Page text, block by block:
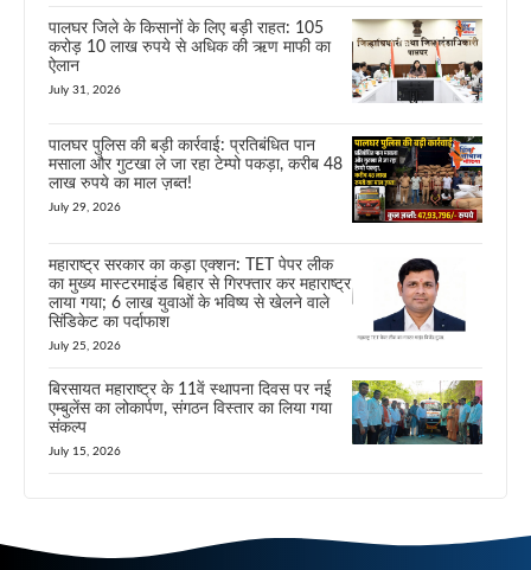
पालघर जिले के किसानों के लिए बड़ी राहत: 105
करोड़ 10 लाख रुपये से अधिक की ऋण माफी का
ऐलान
July 31, 2026
पालघर पुलिस की बड़ी कार्रवाई: प्रतिबंधित पान
मसाला और गुटखा ले जा रहा टेम्पो पकड़ा, करीब 48
लाख रुपये का माल ज़ब्त!
July 29, 2026
महाराष्ट्र सरकार का कड़ा एक्शन: TET पेपर लीक
का मुख्य मास्टरमाइंड बिहार से गिरफ्तार कर महाराष्ट्र
लाया गया; 6 लाख युवाओं के भविष्य से खेलने वाले
सिंडिकेट का पर्दाफाश
July 25, 2026
बिरसायत महाराष्ट्र के 11वें स्थापना दिवस पर नई
एम्बुलेंस का लोकार्पण, संगठन विस्तार का लिया गया
संकल्प
July 15, 2026